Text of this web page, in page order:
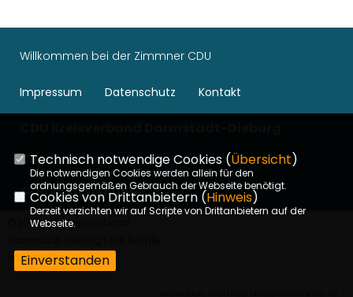
Willkommen bei der Zimmner CDU
Impressum Datenschutz Kontakt
CDU in Hessen
CDU Deutschlands
©2026 CDU Kreisverband
vorbehalten.
Technisch notwendige Cookies (Übersicht)
Die notwendigen Cookies werden allein für den
ordnungsgemäßen Gebrauch der Webseite benötigt.
Cookies von Drittanbietern (Hinweis)
Derzeit verzichten wir auf Scripte von Drittanbietern auf der
Webseite.
Einverstanden